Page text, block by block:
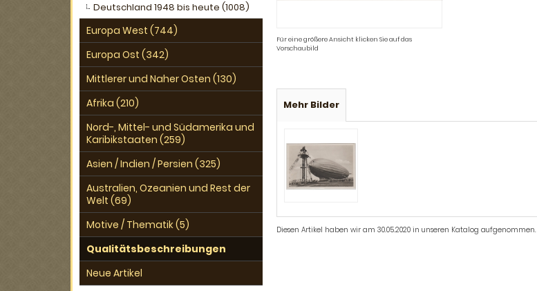
Für eine größere Ansicht klicken Sie auf das
Vorschaubild
Mehr Bilder
Diesen Artikel haben wir am 30.05.2020 in unseren Katalog aufgenommen.
Deutschland 1948 bis heute (1008)
Europa West (744)
Europa Ost (342)
Mittlerer und Naher Osten (130)
Afrika (210)
Nord-, Mittel- und Südamerika und
Karibikstaaten (259)
Asien / Indien / Persien (325)
Australien, Ozeanien und Rest der
Welt (69)
Motive / Thematik (5)
Qualitätsbeschreibungen
Neue Artikel